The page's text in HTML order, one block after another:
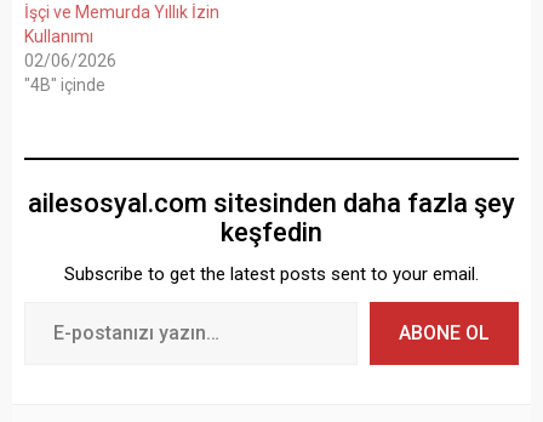
İşçi ve Memurda Yıllık İzin
Kullanımı
02/06/2026
"4B" içinde
ailesosyal.com sitesinden daha fazla şey
keşfedin
Subscribe to get the latest posts sent to your email.
ABONE OL